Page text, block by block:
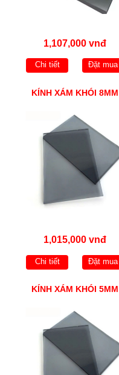
1,107,000 vnđ
Chi tiết Đặt mua
KÍNH XÁM KHÓI 8MM
1,015,000 vnđ
Chi tiết Đặt mua
KÍNH XÁM KHÓI 5MM